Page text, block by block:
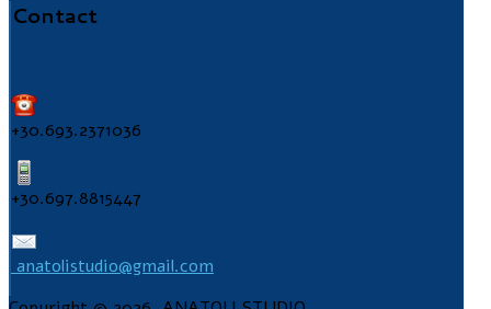
Contact
+30.693.2371036
+30.697.8815447
anatolistudio@gmail.com